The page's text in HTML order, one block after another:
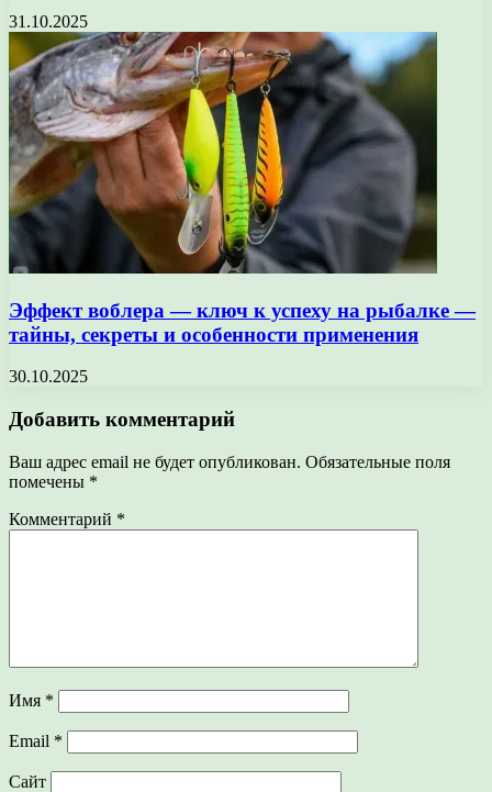
31.10.2025
Эффект воблера — ключ к успеху на рыбалке —
тайны, секреты и особенности применения
30.10.2025
Добавить комментарий
Ваш адрес email не будет опубликован. Обязательные поля
помечены *
Комментарий *
Имя *
Email *
Сайт